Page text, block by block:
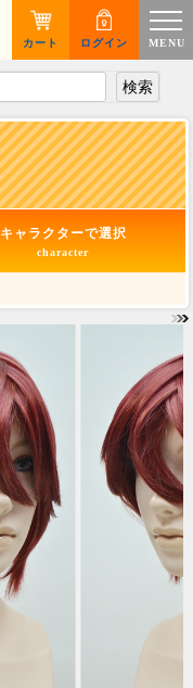
MENU
ログイン
カート
キャラクターで選択
character